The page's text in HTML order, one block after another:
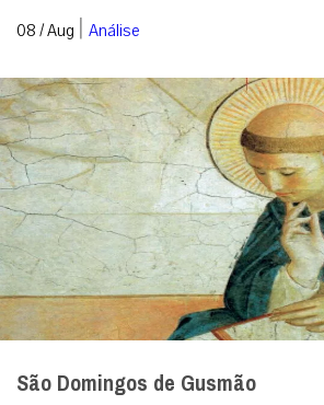
08 / Aug | Análise
São Domingos de Gusmão